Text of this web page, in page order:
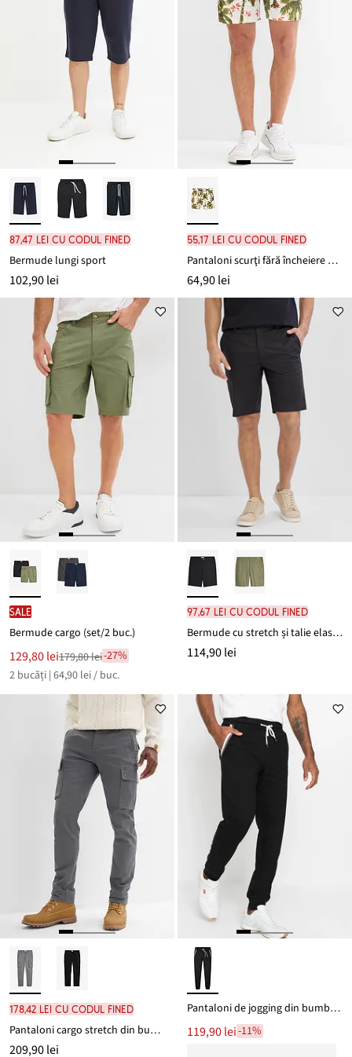
87,47 lei cu codul FINED
Bermude lungi sport
102,90 lei
55,17 lei cu codul FINED
Pantaloni scurţi fără încheiere din viscoză, Loose Fit
64,90 lei
SALE
Bermude cargo (set/2 buc.)
Noul
preț
este
129,80 lei
Reducere
de
preț
179,80 lei-27%
2 bucăți | 64,90 lei / buc.
97,67 lei cu codul FINED
Bermude cu stretch și talie elastică, Regular Fit
114,90 lei
178,42 lei cu codul FINED
Pantaloni cargo stretch din bumbac organic robust, Regular Fit, Straight
209,90 lei
Pantaloni de jogging din bumbac 100%
119,90 lei-11%